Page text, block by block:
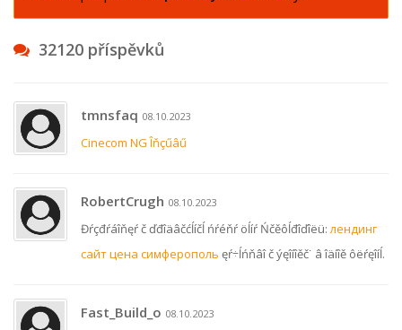
32120 příspěvků
tmnsfaq 08.10.2023
Cinecom NG Îňçűâű
RobertCrugh 08.10.2023
Đŕçđŕáîňęŕ č ďđîäâčćĺíčĺ ńŕéňŕ öĺíŕ Ńčěôĺđîďîëü:лендинг
сайт цена симферополь ęŕ÷ĺńňâî č ýęîíîěč˙ â îäíîě ôëŕęîíĺ.
Fast_Build_o 08.10.2023